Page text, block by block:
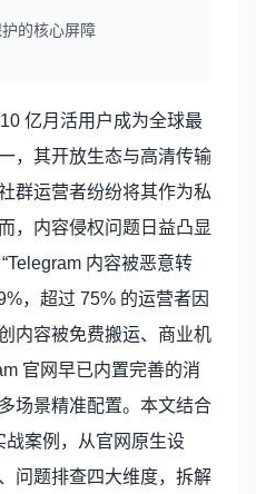
的核心屏障
亿月活用户成为全球最
，其开放生态与高清传输
群运营者纷纷将其作为私
，内容侵权问题日益凸显
内容被恶意转
，超过 75% 的运营者因
内容被免费搬运、商业机
官网早已内置完善的消
场景精准配置。本文结合
战案例，从官网原生设
问题排查四大维度，拆解